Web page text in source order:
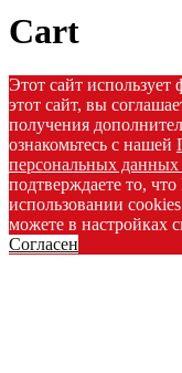
Cart
Этот сайт
этот сайт, вы
получения
ознакомьтесь с нашей
персональных данных
подтверждаете то,
использовании
можете в настройках
Согласен